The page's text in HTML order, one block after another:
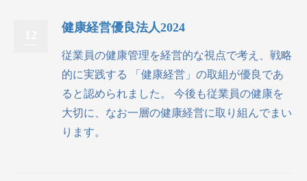
健康経営優良法人2024
従業員の健康管理を経営的な視点で考え、戦略
的に実践する 「健康経営」の取組が優良であ
ると認められました。 今後も従業員の健康を
大切に、なお一層の健康経営に取り組んでまい
ります。